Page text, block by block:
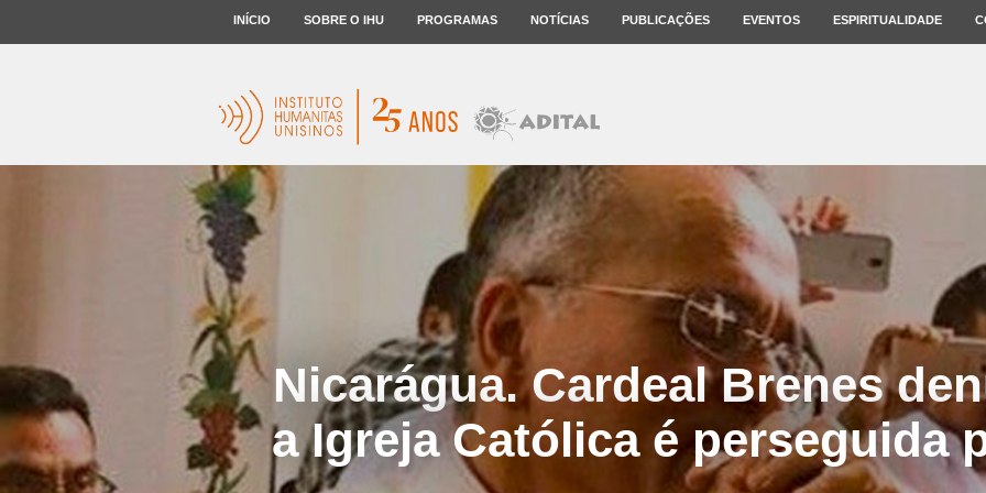
INÍCIO SOBRE O IHU PROGRAMAS NOTÍCIAS PUBLICAÇÕES EVENTOS ESPIRITUALIDADE
Nicarágua. Cardeal Brenes
a Igreja Católica é perseguida